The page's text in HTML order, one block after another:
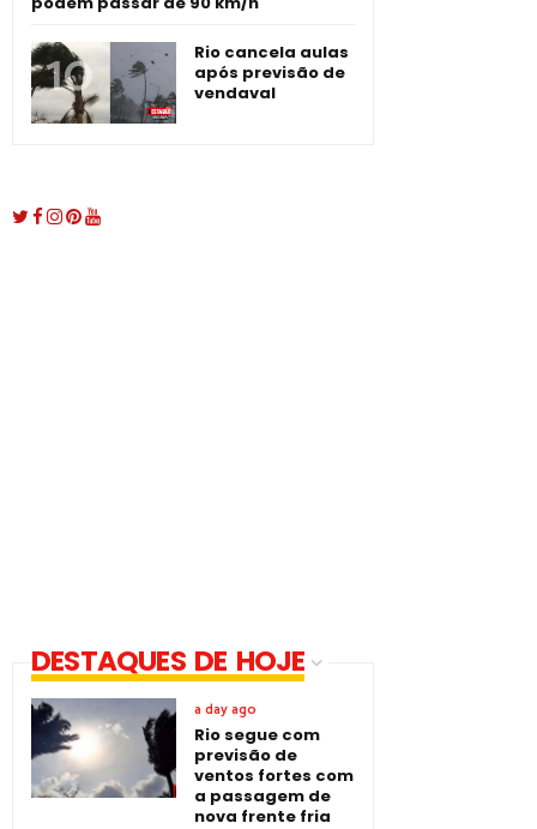
Rio cancela aulas
após previsão de
vendaval
DESTAQUES DE HOJE
a day ago
Rio segue com
previsão de
ventos fortes com
a passagem de
nova frente fria